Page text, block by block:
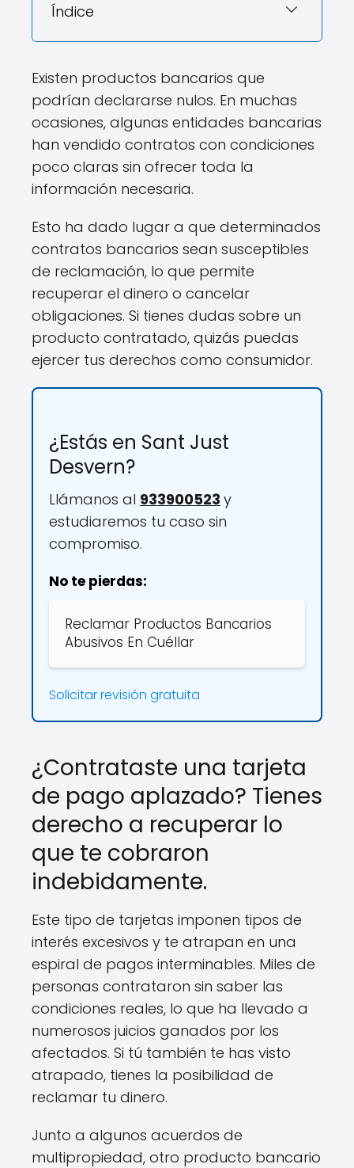
Índice
Existen productos bancarios que
podrían declararse nulos. En muchas
ocasiones, algunas entidades bancarias
han vendido contratos con condiciones
poco claras sin ofrecer toda la
información necesaria.
Esto ha dado lugar a que determinados
contratos bancarios sean susceptibles
de reclamación, lo que permite
recuperar el dinero o cancelar
obligaciones. Si tienes dudas sobre un
producto contratado, quizás puedas
ejercer tus derechos como consumidor.
¿Estás en Sant Just
Desvern?
Llámanos al 933900523 y
estudiaremos tu caso sin
compromiso.
No te pierdas:
Reclamar Productos Bancarios
Abusivos En Cuéllar
Solicitar revisión gratuita
¿Contrataste una tarjeta
de pago aplazado? Tienes
derecho a recuperar lo
que te cobraron
indebidamente.
Este tipo de tarjetas imponen tipos de
interés excesivos y te atrapan en una
espiral de pagos interminables. Miles de
personas contrataron sin saber las
condiciones reales, lo que ha llevado a
numerosos juicios ganados por los
afectados. Si tú también te has visto
atrapado, tienes la posibilidad de
reclamar tu dinero.
Junto a algunos acuerdos de
multipropiedad, otro producto bancario